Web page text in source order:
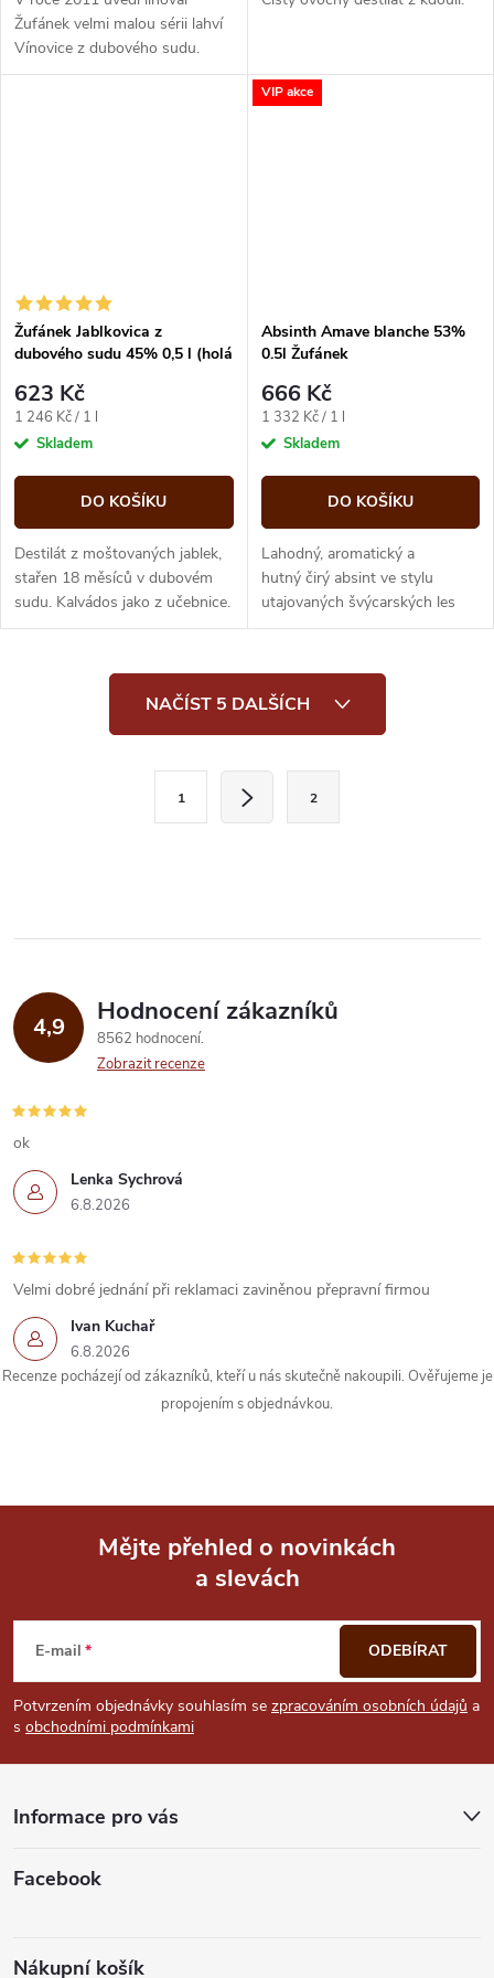
Žufánek velmi malou sérii lahví
Vínovice z dubového sudu.
Neuteklo ani 10 let a je tu další
Žufánek Jablkovica z
dubového sudu 45% 0,5 l (holá
623 Kč
Měrná
cena:
1 246 Kč / 1 l
Skladem
DO KOŠÍKU
Destilát z moštovaných jablek,
stařen 18 měsíců v dubovém
sudu. Kalvádos jako z učebnice.
VIP akce
Absinth Amave blanche 53%
0.5l Žufánek
666 Kč
Měrná
cena:
1 332 Kč / 1 l
Skladem
DO KOŠÍKU
Lahodný, aromatický a
hutný čirý absint ve stylu
utajovaných švýcarských les
bleues.
í
p
r
v
k
y
v
ý
p
NAČÍST 5 DALŠÍCH
k
v
á
n
1 2
4,9 Hodnocení zákazníků
8562 hodnocení
Zobrazit recenze
Lenka Sychrová
6.8.2026
ok
Ivan Kuchař
6.8.2026
Velmi dobré jednání při reklamaci zaviněnou přepravní firmou
Recenze pocházejí od zákazníků, kteří u nás skutečně nakoupili. Ověřujeme je
propojením s objednávkou.
p
a
Mějte přehled o novinkách
a slevách
E-mail
Potvrzením objednávky souhlasím se zpracováním osobních údajů a
s obchodními podmínkami
ODEBÍRAT
Informace pro vás
Facebook
Nákupní košík